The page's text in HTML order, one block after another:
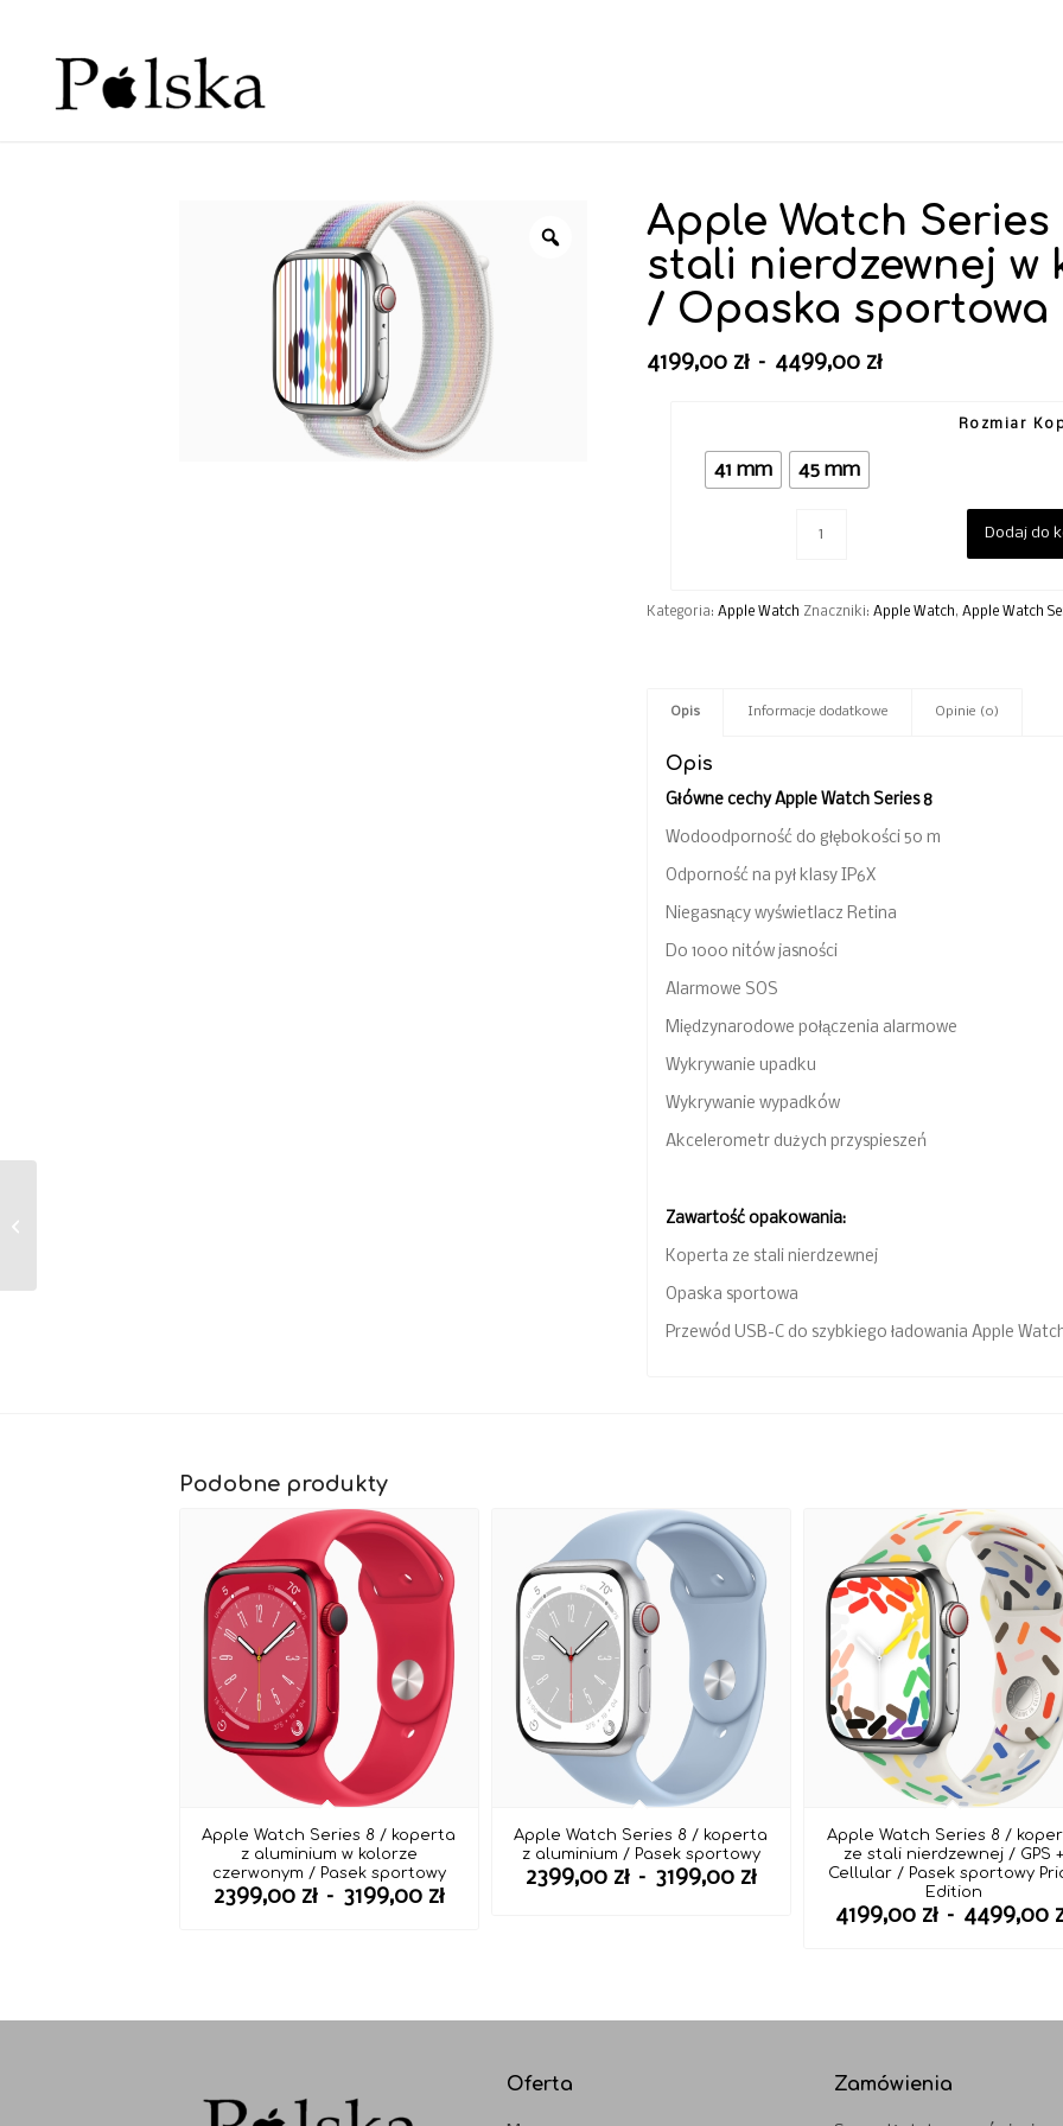
Apple Watch
stali nierdzewnej w
/ Opaska sportowa
4199,00 zł – 4499,00 złZakres
4499,00 zł
Rozmiar
41 mm 45 mm
Dodaj do
Kategoria: Apple Watch Znaczniki: Apple Watch, Apple Watch
Opis Informacje dodatkowe Opinie (0)
Opis
Główne cechy Apple Watch Series 8
Wodoodporność do głębokości 50 m
Odporność na pył klasy IP6X
Niegasnący wyświetlacz Retina
Do 1000 nitów jasności
Alarmowe SOS
Międzynarodowe połączenia alarmowe
Wykrywanie upadku
Wykrywanie wypadków
Akcelerometr dużych przyspieszeń
Zawartość opakowania:
Koperta ze stali nierdzewnej
Opaska sportowa
Przewód USB-C do szybkiego ładowania Apple
Podobne produkty
Apple Watch Series 8 / koperta
z aluminium w kolorze
czerwonym / Pasek sportowy
2399,00 zł – 3199,00 złZakres
Apple Watch Series 8 / koperta
z aluminium / Pasek sportowy
2399,00 zł – 3199,00 złZakres
3199,00 zł
Apple Watch Series 8 /
ze stali nierdzewnej / GPS +
Cellular / Pasek sportowy
Edition
4199,00 zł – 4499,00
Oferta Zamówienia